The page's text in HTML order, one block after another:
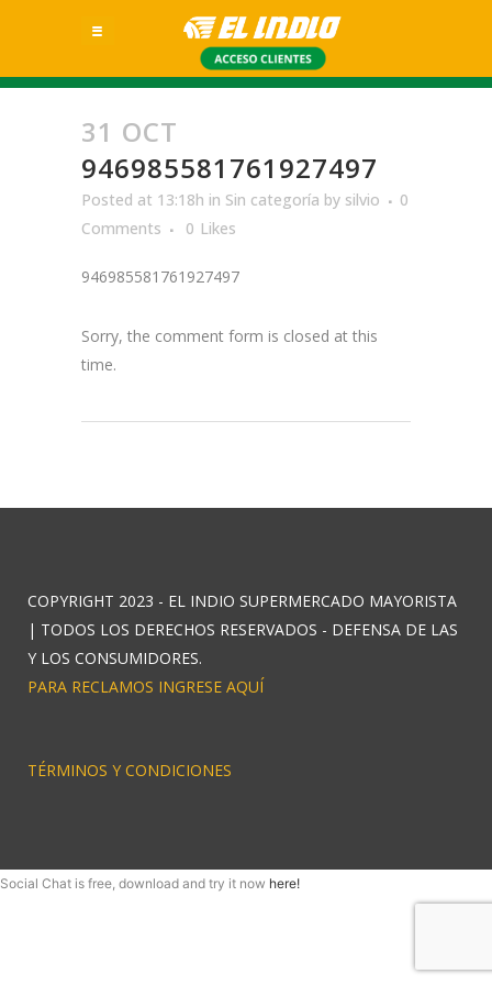
31 OCT
946985581761927497
Posted at 13:18h in Sin categoría by silvio
0
Comments
0 Likes
946985581761927497
Sorry, the comment form is closed at this
time.
COPYRIGHT 2023 - EL INDIO SUPERMERCADO MAYORISTA
| TODOS LOS DERECHOS RESERVADOS - DEFENSA DE LAS
Y LOS CONSUMIDORES.
PARA RECLAMOS INGRESE AQUÍ
TÉRMINOS Y CONDICIONES
Social Chat is free, download and try it now here!